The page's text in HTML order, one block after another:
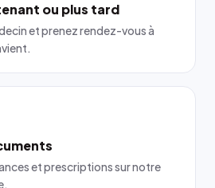
ou plus tard
et prenez rendez-vous à
et prescriptions sur notre